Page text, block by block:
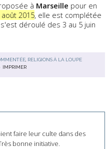
à Marseille pour en
2015, elle est complétée
déroulé des 3 au 5 juin
, RELIGIONS À LA LOUPE
IMPRIMER
faire leur culte dans des
bonne initiative.